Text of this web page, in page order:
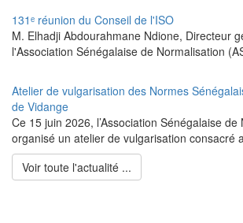
131ᵉ réunion du Conseil de l'ISO
M. Elhadji Abdourahmane Ndione, Directeur
l'Association Sénégalaise de Normalisation
Atelier de vulgarisation des Normes
de Vidange
Ce 15 juin 2026, l’Association Sénégalaise
organisé un atelier de vulgarisation consacré
Voir toute l'actualité ...